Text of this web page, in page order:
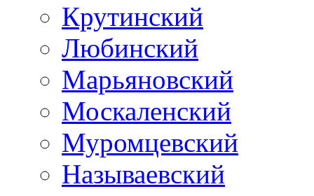
Крутинский
Любинский
Марьяновский
Москаленский
Муромцевский
Называевский